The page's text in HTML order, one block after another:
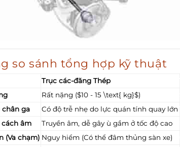
so sánh tổng hợp kỹ thuật
Trục các-đăng Thép
Rất nặng ($10 - 15 \text{ kg}$)
chân ga
Có độ trễ nhẹ do lực quán tính quay lớn
cách âm
Truyền âm, dễ gây ù gầm ở tốc độ cao
(Va chạm) Nguy hiểm (Có thể đâm thủng sàn xe)